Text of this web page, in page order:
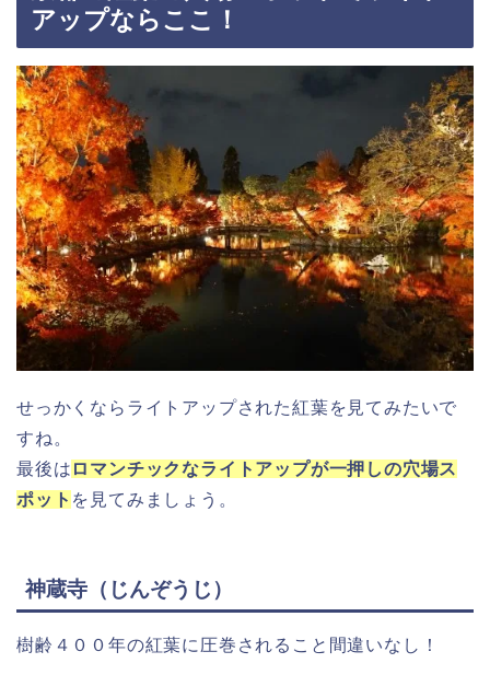
アップならここ！
せっかくならライトアップされた紅葉を見てみたいで
すね。
最後は ロマンチックなライトアップが一押しの穴場ス
ポット を見てみましょう。
神蔵寺（じんぞうじ）
樹齢４００年の紅葉に圧巻されること間違いなし！